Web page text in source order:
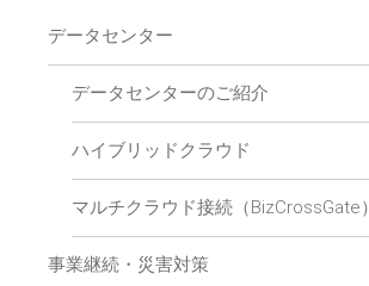
データセンター
データセンターのご紹介
ハイブリッドクラウド
マルチクラウド接続（BizCrossGate）
事業継続・災害対策